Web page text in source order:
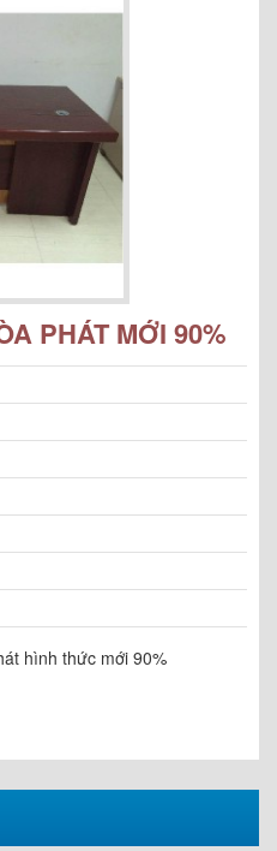
PHÁT MỚI 90%
hình thức mới 90%